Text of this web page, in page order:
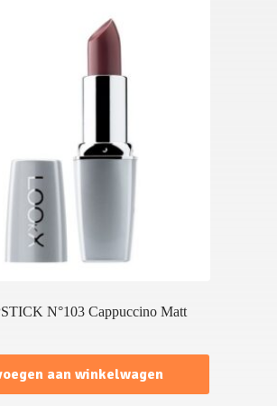
N°103 Cappuccino Matt
aan winkelwagen